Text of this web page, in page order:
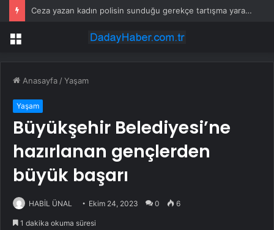
Ceza yazan kadın polisin sunduğu gerekçe tartışma yarattı
Menü
Anasayfa /Yaşam
Yaşam
Büyükşehir Belediyesi’ne
hazırlanan gençlerden
büyük başarı
HABİL ÜNAL Ekim 24, 2023 0 6
1 dakika okuma süresi